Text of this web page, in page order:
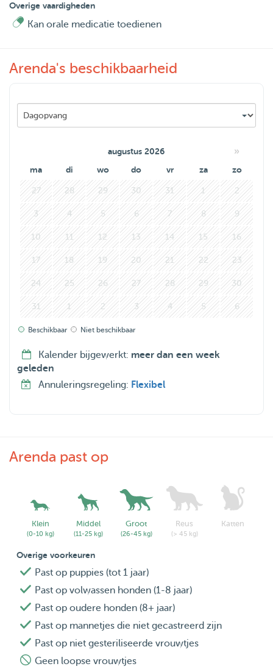
voorkeur aan vriendelijke honden. Liever pas ik niet op
een hond die uitgelaten moet worden met een korfje om.
Ik kijk erg uit naar het ontmoeten van al deze nieuwe
Groet, Arenda
Overige vaardigheden
Kan orale medicatie toedienen
Arenda's beschikbaarheid
augustus 2026 »
ma di wo do vr za zo
27 28 29 30 31 1 2
3 4 5 6 7 8 9
10 11 12 13 14 15 16
17 18 19 20 21 22 23
24 25 26 27 28 29 30
31 1 2 3 4 5 6
Beschikbaar Niet beschikbaar
Kalender bijgewerkt: meer dan een week
geleden
Annuleringsregeling: Flexibel
Arenda past op
Klein
(0-10 kg)
Middel
(11-25 kg)
Groot
(26-45 kg)
Reus
(> 45 kg)
Katten
Overige voorkeuren
Past op puppies (tot 1 jaar)
Past op volwassen honden (1-8 jaar)
Past op oudere honden (8+ jaar)
Past op mannetjes die niet gecastreerd zijn
Past op niet gesteriliseerde vrouwtjes
Geen loopse vrouwtjes